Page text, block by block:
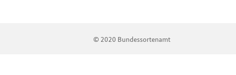
© 2020 Bundessortenamt